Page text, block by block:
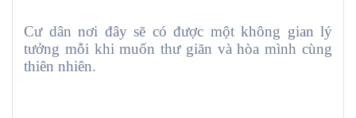
Cư dân nơi đây sẽ có được một không gian lý
tưởng mỗi khi muốn thư giãn và hòa mình cùng
thiên nhiên.